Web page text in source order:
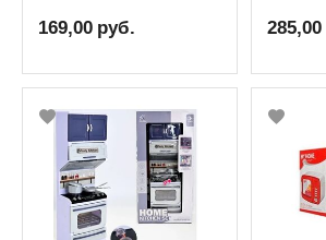
169,00 руб. 285,00